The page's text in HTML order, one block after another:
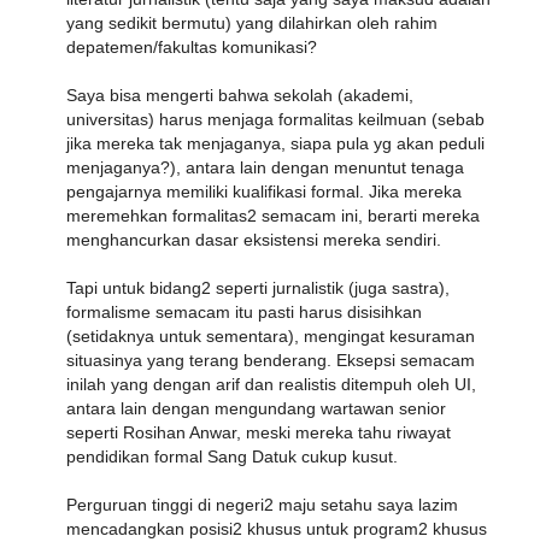
yang sedikit bermutu) yang dilahirkan oleh rahim
depatemen/fakultas komunikasi?
Saya bisa mengerti bahwa sekolah (akademi,
universitas) harus menjaga formalitas keilmuan (sebab
jika mereka tak menjaganya, siapa pula yg akan peduli
menjaganya?), antara lain dengan menuntut tenaga
pengajarnya memiliki kualifikasi formal. Jika mereka
meremehkan formalitas2 semacam ini, berarti mereka
menghancurkan dasar eksistensi mereka sendiri.
Tapi untuk bidang2 seperti jurnalistik (juga sastra),
formalisme semacam itu pasti harus disisihkan
(setidaknya untuk sementara), mengingat kesuraman
situasinya yang terang benderang. Eksepsi semacam
inilah yang dengan arif dan realistis ditempuh oleh UI,
antara lain dengan mengundang wartawan senior
seperti Rosihan Anwar, meski mereka tahu riwayat
pendidikan formal Sang Datuk cukup kusut.
Perguruan tinggi di negeri2 maju setahu saya lazim
mencadangkan posisi2 khusus untuk program2 khusus